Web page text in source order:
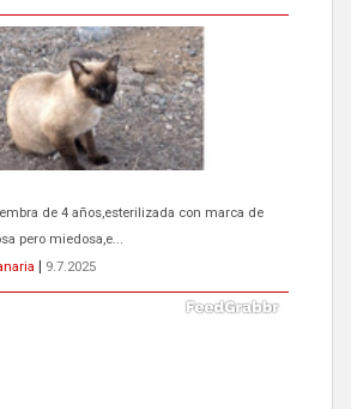
de 4 años,esterilizada con marca de
pero miedosa,e...
9.7.2025